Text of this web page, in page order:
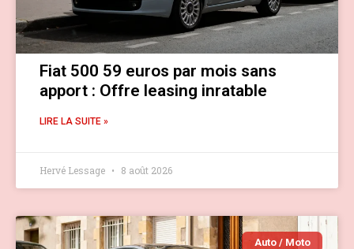
Fiat 500 59 euros par mois sans
apport : Offre leasing inratable
LIRE LA SUITE »
Hervé Lessage 8 août 2026
Auto / Moto